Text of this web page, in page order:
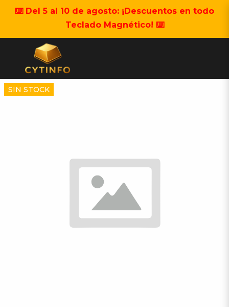
⌨️ Del 5 al 10 de agosto: ¡Descuentos en todo
Teclado Magnético! ⌨️
SIN STOCK